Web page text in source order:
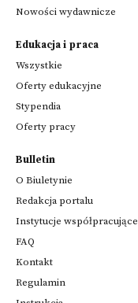
Nowości wydawnicze
Edukacja i praca
Wszystkie
Oferty edukacyjne
Stypendia
Oferty pracy
Bulletin
O Biuletynie
Redakcja portalu
Instytucje współpracujące
FAQ
Kontakt
Regulamin